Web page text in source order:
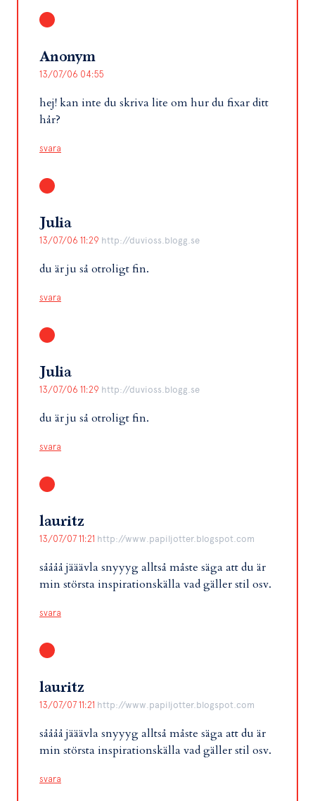
Anonym
13/07/06 04:55
hej! kan inte du skriva lite om hur du fixar ditt
hår?
svara
Julia
13/07/06 11:29 http://duvioss.blogg.se
du är ju så otroligt fin.
svara
Julia
13/07/06 11:29 http://duvioss.blogg.se
du är ju så otroligt fin.
svara
lauritz
13/07/07 11:21 http://www.papiljotter.blogspot.com
såååå jääävla snyyyg alltså måste säga att du är
min största inspirationskälla vad gäller stil osv.
svara
lauritz
13/07/07 11:21 http://www.papiljotter.blogspot.com
såååå jääävla snyyyg alltså måste säga att du är
min största inspirationskälla vad gäller stil osv.
svara